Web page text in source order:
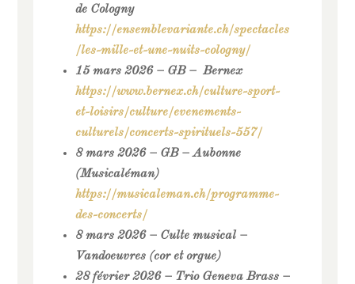
de Cologny
https://ensemblevariante.ch/spectacles
/les-mille-et-une-nuits-cologny/
15 mars 2026 – GB – Bernex
https://www.bernex.ch/culture-sport-
et-loisirs/culture/evenements-
culturels/concerts-spirituels-557/
8 mars 2026 – GB – Aubonne
(Musicaléman)
https://musicaleman.ch/programme-
des-concerts/
8 mars 2026 – Culte musical –
Vandoeuvres (cor et orgue)
28 février 2026 – Trio Geneva Brass –